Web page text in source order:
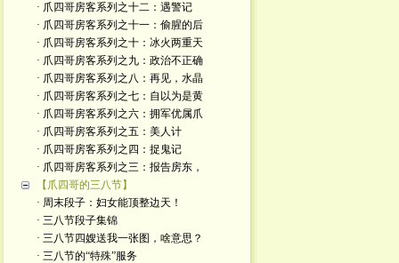
· 爪四哥房客系列之十二：遇警记
· 爪四哥房客系列之十一：偷腥的后
· 爪四哥房客系列之十：冰火两重天
· 爪四哥房客系列之九：政治不正确
· 爪四哥房客系列之八：再见，水晶
· 爪四哥房客系列之七：自以为是黄
· 爪四哥房客系列之六：拥军优属爪
· 爪四哥房客系列之五：美人计
· 爪四哥房客系列之四：捉鬼记
· 爪四哥房客系列之三：报告房东，
【爪四哥的三八节】
· 周末段子：妇女能顶整边天！
· 三八节段子集锦
· 三八节四嫂送我一张图，啥意思？
· 三八节的“特殊”服务